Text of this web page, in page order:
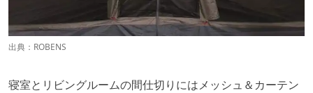
出典： ROBENS
寝室とリビングルームの間仕切りにはメッシュ＆カーテン